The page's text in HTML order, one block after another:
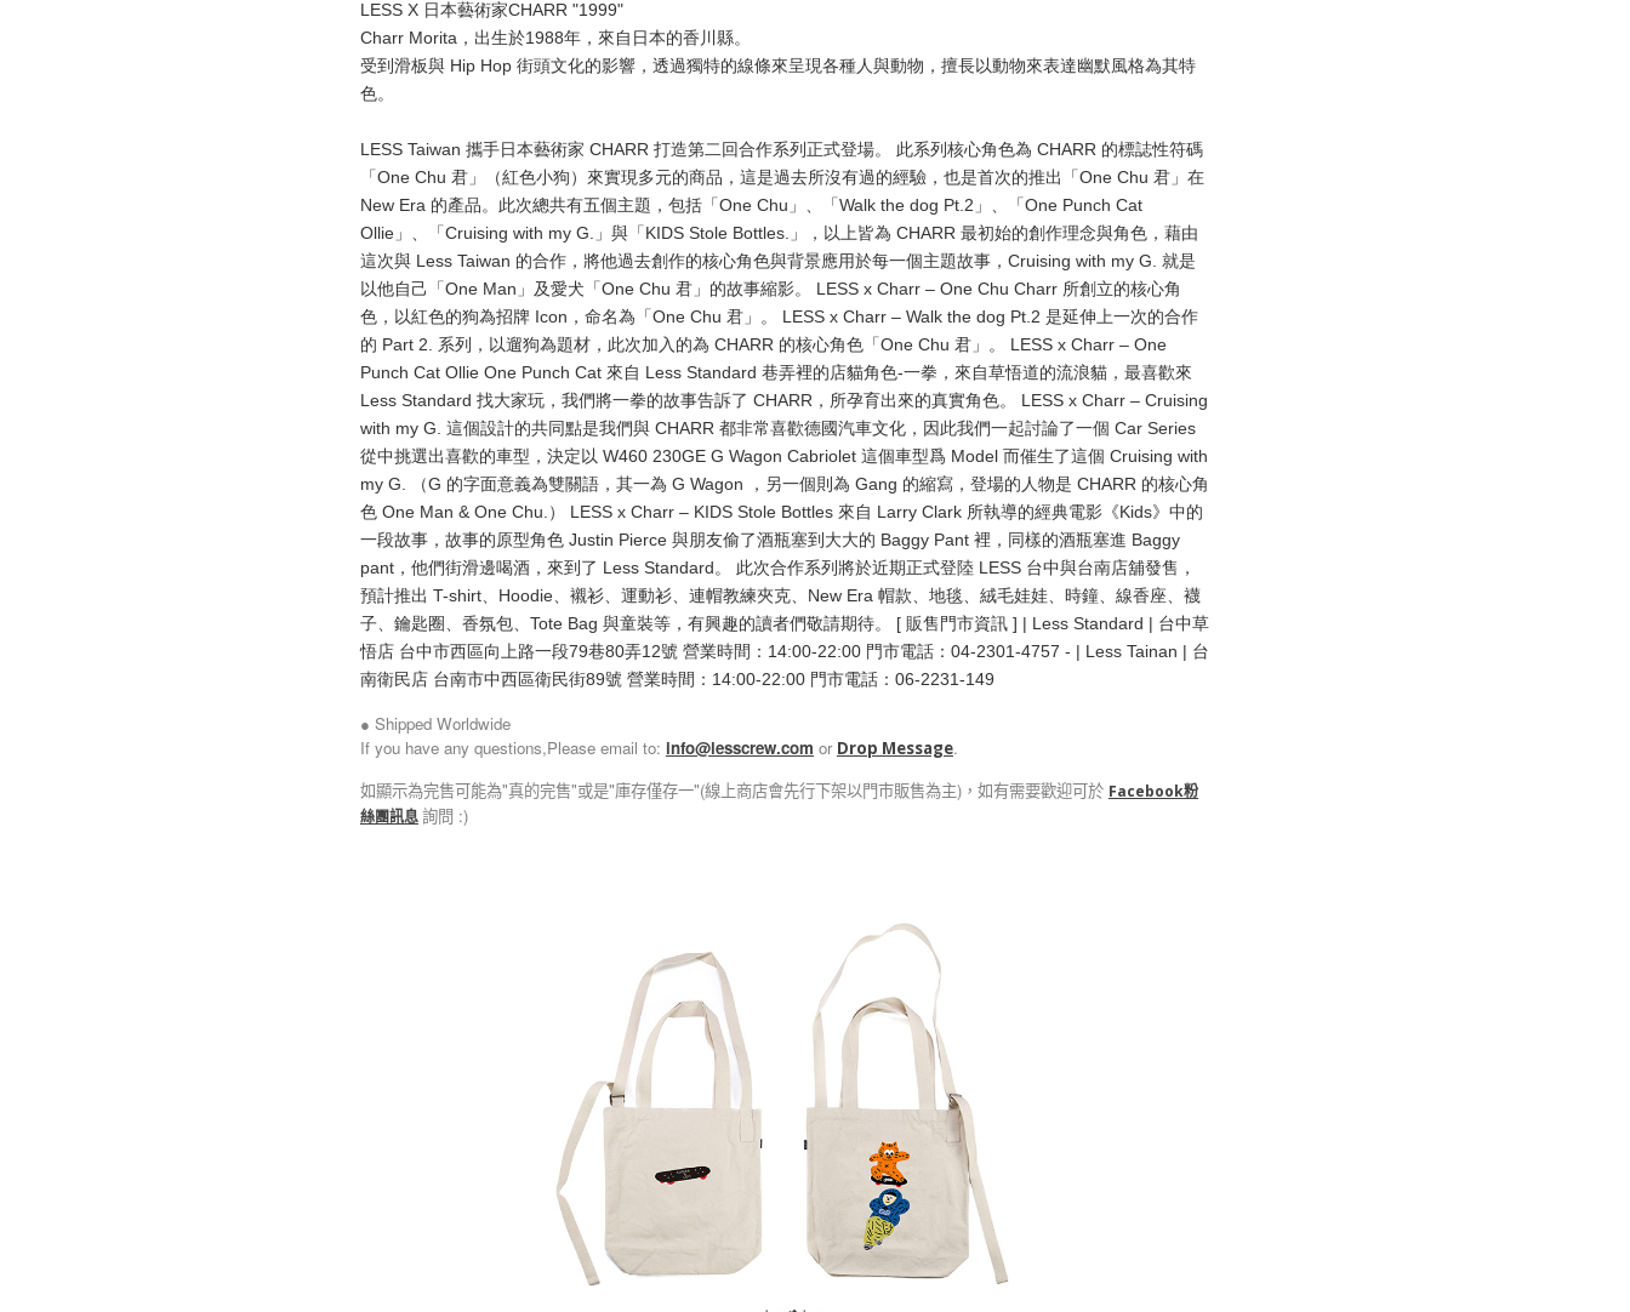
LESS X 日本藝術家CHARR "1999"
Charr Morita，出生於1988年，來自日本的香川縣。
受到滑板與 Hip Hop 街頭文化的影響，透過獨特的線條來呈現各種人與動物，擅長以動物來表達幽默風格為其特
色。
LESS Taiwan 攜手日本藝術家 CHARR 打造第二回合作系列正式登場。 此系列核心角色為 CHARR 的標誌性符碼
「One Chu 君」（紅色小狗）來實現多元的商品，這是過去所沒有過的經驗，也是首次的推出「One Chu 君」在
New Era 的產品。此次總共有五個主題，包括「One Chu」、「Walk the dog Pt.2」、「One Punch Cat
Ollie」、「Cruising with my G.」與「KIDS Stole Bottles.」，以上皆為 CHARR 最初始的創作理念與角色，藉由
這次與 Less Taiwan 的合作，將他過去創作的核心角色與背景應用於每一個主題故事，Cruising with my G. 就是
以他自己「One Man」及愛犬「One Chu 君」的故事縮影。 LESS x Charr – One Chu Charr 所創立的核心角
色，以紅色的狗為招牌 Icon，命名為「One Chu 君」。 LESS x Charr – Walk the dog Pt.2 是延伸上一次的合作
的 Part 2. 系列，以遛狗為題材，此次加入的為 CHARR 的核心角色「One Chu 君」。 LESS x Charr – One
Punch Cat Ollie One Punch Cat 來自 Less Standard 巷弄裡的店貓角色-一拳，來自草悟道的流浪貓，最喜歡來
Less Standard 找大家玩，我們將一拳的故事告訴了 CHARR，所孕育出來的真實角色。 LESS x Charr – Cruising
with my G. 這個設計的共同點是我們與 CHARR 都非常喜歡德國汽車文化，因此我們一起討論了一個 Car Series
從中挑選出喜歡的車型，決定以 W460 230GE G Wagon Cabriolet 這個車型爲 Model 而催生了這個 Cruising with
my G. （G 的字面意義為雙關語，其一為 G Wagon ，另一個則為 Gang 的縮寫，登場的人物是 CHARR 的核心角
色 One Man & One Chu.） LESS x Charr – KIDS Stole Bottles 來自 Larry Clark 所執導的經典電影《Kids》中的
一段故事，故事的原型角色 Justin Pierce 與朋友偷了酒瓶塞到大大的 Baggy Pant 裡，同樣的酒瓶塞進 Baggy
pant，他們街滑邊喝酒，來到了 Less Standard。 此次合作系列將於近期正式登陸 LESS 台中與台南店舖發售，
預計推出 T-shirt、Hoodie、襯衫、運動衫、連帽教練夾克、New Era 帽款、地毯、絨毛娃娃、時鐘、線香座、襪
子、鑰匙圈、香氛包、Tote Bag 與童裝等，有興趣的讀者們敬請期待。 [ 販售門市資訊 ] | Less Standard | 台中草
悟店 台中市西區向上路一段79巷80弄12號 營業時間：14:00-22:00 門市電話：04-2301-4757 - | Less Tainan | 台
南衛民店 台南市中西區衛民街89號 營業時間：14:00-22:00 門市電話：06-2231-149
● Shipped Worldwide
If you have any questions,Please email to: info@lesscrew.com or Drop Message.
如顯示為完售可能為"真的完售"或是"庫存僅存一"(線上商店會先行下架以門市販售為主)，如有需要歡迎可於 Facebook粉
絲團訊息詢問 :)